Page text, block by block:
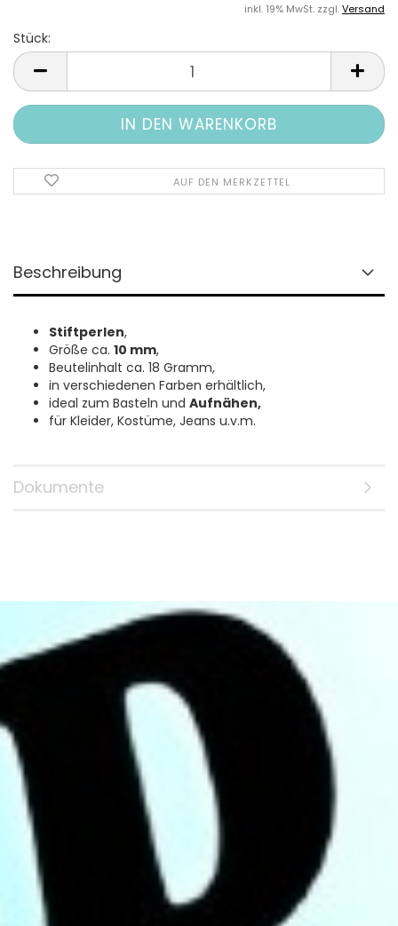
inkl. 19% MwSt. zzgl.Versand
Stück:
Stück
AUF DEN MERKZETTEL
Beschreibung
Stiftperlen,
Größe ca. 10 mm,
Beutelinhalt ca. 18 Gramm,
in verschiedenen Farben erhältlich,
ideal zum Basteln und Aufnähen,
für Kleider, Kostüme, Jeans u.v.m.
Dokumente